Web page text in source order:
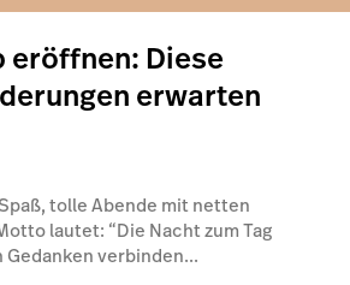
eröffnen: Diese
erwarten
tolle Abende mit netten
lautet: “Die Nacht zum Tag
Gedanken verbinden...